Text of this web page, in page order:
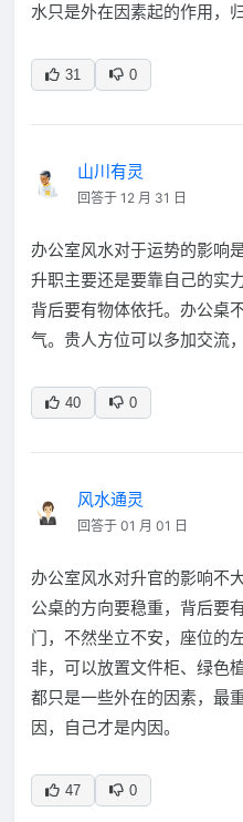
水只是外在因素起的作用，
31 0
山川有灵
回答于 12 月 31 日
办公室风水对于运势的影响
升职主要还是要靠自己的实
背后要有物体依托。办公桌
气。贵人方位可以多加交流
40 0
风水通灵
回答于 01 月 01 日
办公室风水对升官的影响不
公桌的方向要稳重，背后要
门，不然坐立不安，座位的
非，可以放置文件柜、绿色
都只是一些外在的因素，最
因，自己才是内因。
47 0